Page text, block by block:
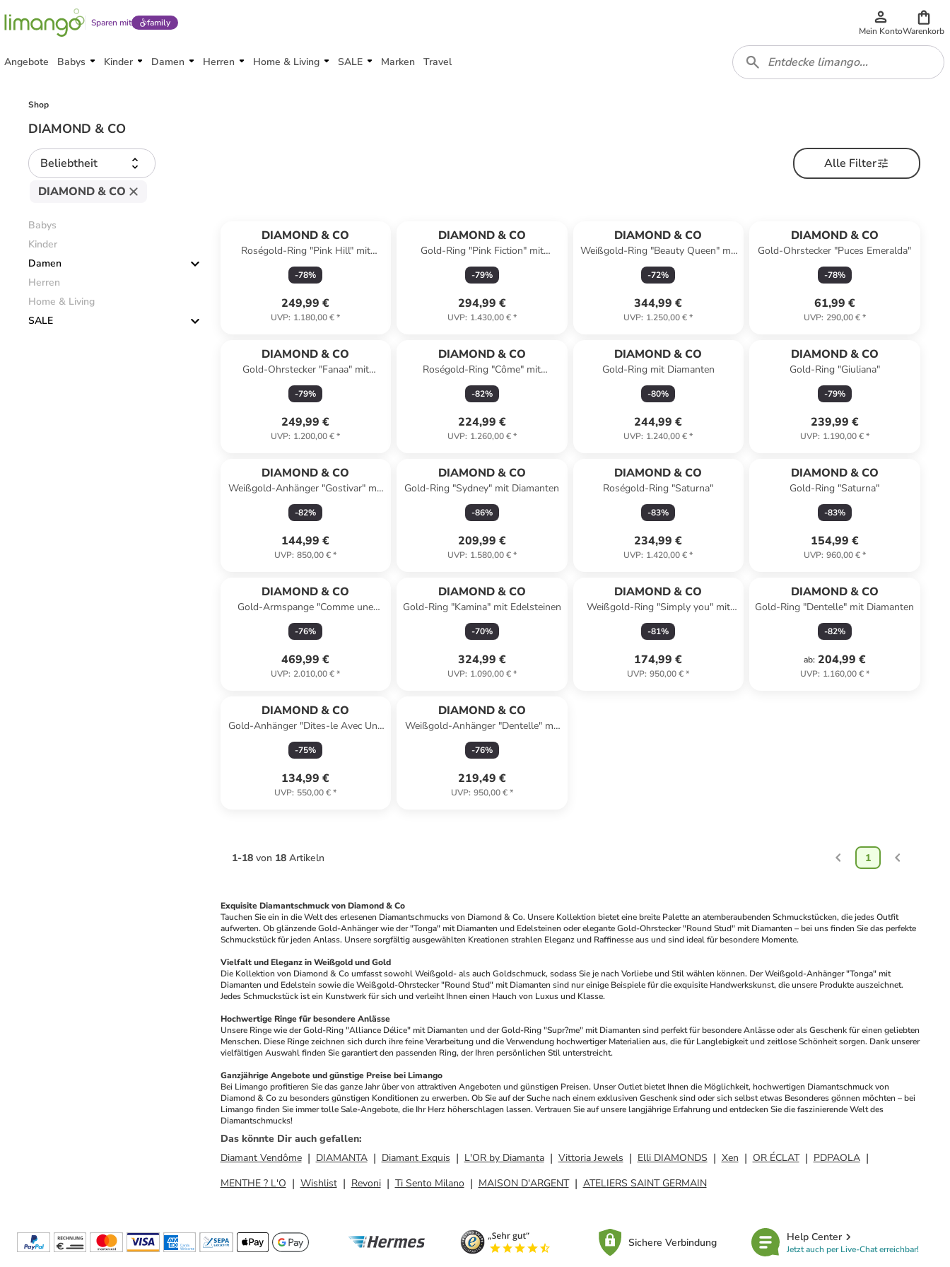
Sparen mit family
Mein KontoWarenkorb
Angebote Babys Kinder Damen Herren Home & Living SALE Marken Travel
Shop
DIAMOND & CO
Beliebtheit
Alle Filter
DIAMOND & CO
Babys
Kinder
Damen
Herren
Home & Living
SALE
DIAMOND & CO
Roségold-Ring "Pink Hill" mit
Diamanten
-78%
249,99 €
UVP: 1.180,00 €*
DIAMOND & CO
Gold-Ring "Pink Fiction" mit
Diamanten
-79%
294,99 €
UVP: 1.430,00 €*
DIAMOND & CO
Weißgold-Ring "Beauty Queen" mit
Diamanten
-72%
344,99 €
UVP: 1.250,00 €*
DIAMOND & CO
Gold-Ohrstecker "Puces Emeralda"
-78%
61,99 €
UVP: 290,00 €*
DIAMOND & CO
Gold-Ohrstecker "Fanaa" mit
Diamanten
-79%
249,99 €
UVP: 1.200,00 €*
DIAMOND & CO
Roségold-Ring "Côme" mit
Diamanten
-82%
224,99 €
UVP: 1.260,00 €*
DIAMOND & CO
Gold-Ring mit Diamanten
-80%
244,99 €
UVP: 1.240,00 €*
DIAMOND & CO
Gold-Ring "Giuliana"
-79%
239,99 €
UVP: 1.190,00 €*
DIAMOND & CO
Weißgold-Anhänger "Gostivar" mit
Diamanten und Perle
-82%
144,99 €
UVP: 850,00 €*
DIAMOND & CO
Gold-Ring "Sydney" mit Diamanten
-86%
209,99 €
UVP: 1.580,00 €*
DIAMOND & CO
Roségold-Ring "Saturna"
-83%
234,99 €
UVP: 1.420,00 €*
DIAMOND & CO
Gold-Ring "Saturna"
-83%
154,99 €
UVP: 960,00 €*
DIAMOND & CO
Gold-Armspange "Comme une
Feuille" mit Diamanten
-76%
469,99 €
UVP: 2.010,00 €*
DIAMOND & CO
Gold-Ring "Kamina" mit Edelsteinen
-70%
324,99 €
UVP: 1.090,00 €*
DIAMOND & CO
Weißgold-Ring "Simply you" mit
Diamanten
-81%
174,99 €
UVP: 950,00 €*
DIAMOND & CO
Gold-Ring "Dentelle" mit Diamanten
-82%
ab: 204,99 €
UVP: 1.160,00 €*
DIAMOND & CO
Gold-Anhänger "Dites-le Avec Une
Fleur" mit Diamanten
-75%
134,99 €
UVP: 550,00 €*
DIAMOND & CO
Weißgold-Anhänger "Dentelle" mit
Diamanten
-76%
219,49 €
UVP: 950,00 €*
1-18 von 18 Artikeln 1
Exquisite Diamantschmuck von Diamond & Co
Tauchen Sie ein in die Welt des erlesenen Diamantschmucks von Diamond & Co. Unsere Kollektion bietet eine breite Palette an atemberaubenden Schmuckstücken, die jedes Outfit
aufwerten. Ob glänzende Gold-Anhänger wie der "Tonga" mit Diamanten und Edelsteinen oder elegante Gold-Ohrstecker "Round Stud" mit Diamanten – bei uns finden Sie das perfekte
Schmuckstück für jeden Anlass. Unsere sorgfältig ausgewählten Kreationen strahlen Eleganz und Raffinesse aus und sind ideal für besondere Momente.
Vielfalt und Eleganz in Weißgold und Gold
Die Kollektion von Diamond & Co umfasst sowohl Weißgold- als auch Goldschmuck, sodass Sie je nach Vorliebe und Stil wählen können. Der Weißgold-Anhänger "Tonga" mit
Diamanten und Edelstein sowie die Weißgold-Ohrstecker "Round Stud" mit Diamanten sind nur einige Beispiele für die exquisite Handwerkskunst, die unsere Produkte auszeichnet.
Jedes Schmuckstück ist ein Kunstwerk für sich und verleiht Ihnen einen Hauch von Luxus und Klasse.
Hochwertige Ringe für besondere Anlässe
Unsere Ringe wie der Gold-Ring "Alliance Délice" mit Diamanten und der Gold-Ring "Supr?me" mit Diamanten sind perfekt für besondere Anlässe oder als Geschenk für einen geliebten
Menschen. Diese Ringe zeichnen sich durch ihre feine Verarbeitung und die Verwendung hochwertiger Materialien aus, die für Langlebigkeit und zeitlose Schönheit sorgen. Dank unserer
vielfältigen Auswahl finden Sie garantiert den passenden Ring, der Ihren persönlichen Stil unterstreicht.
Ganzjährige Angebote und günstige Preise bei Limango
Bei Limango profitieren Sie das ganze Jahr über von attraktiven Angeboten und günstigen Preisen. Unser Outlet bietet Ihnen die Möglichkeit, hochwertigen Diamantschmuck von
Diamond & Co zu besonders günstigen Konditionen zu erwerben. Ob Sie auf der Suche nach einem exklusiven Geschenk sind oder sich selbst etwas Besonderes gönnen möchten – bei
Limango finden Sie immer tolle Sale-Angebote, die Ihr Herz höherschlagen lassen. Vertrauen Sie auf unsere langjährige Erfahrung und entdecken Sie die faszinierende Welt des
Diamantschmucks!
Das könnte Dir auch gefallen:
Diamant Vendôme
DIAMANTA Diamant Exquis L'OR by Diamanta Vittoria Jewels Elli DIAMONDS Xen OR ÉCLAT
PDPAOLA
MENTHE ? L'O
Wishlist Revoni Ti Sento Milano MAISON D'ARGENT ATELIERS SAINT GERMAIN
Sichere Verbindung Help Center
Jetzt auch per Live-Chat erreichbar!